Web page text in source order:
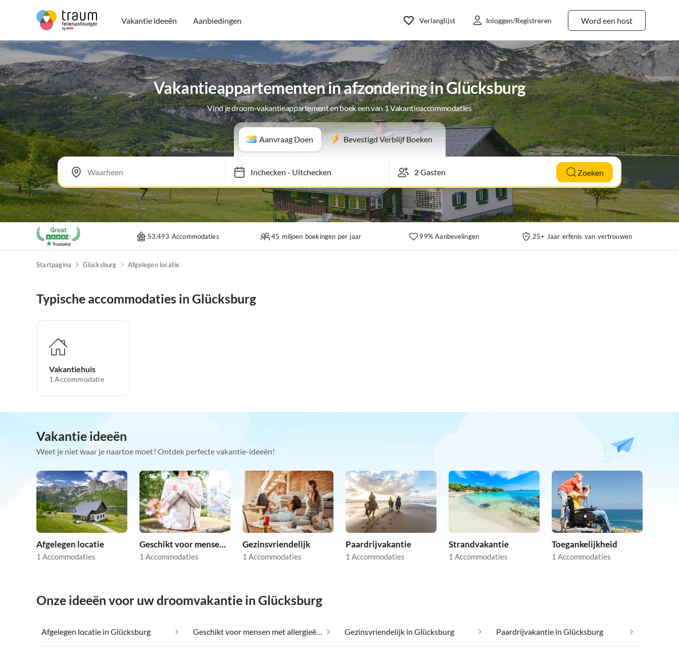
Vakantie ideeën Aanbiedingen Word een host
Verlanglijst Inloggen/Registreren
Vakantieappartementen in afzondering in Glücksburg
Vind je droom-vakantieappartement en boek een van 1 Vakantieaccommodaties
Aanvraag Doen Bevestigd Verblijf Boeken
Inchecken- Uitchecken Zoeken
53.493 Accommodaties 45 miljoen boekingen per jaar 99% Aanbevelingen 25+ Jaar erfenis van vertrouwen
Startpagina Glücksburg Afgelegen locatie
Typische accommodaties in Glücksburg
Vakantiehuis
1 Accommodatie
Vakantie ideeën
Weet je niet waar je naartoe moet? Ontdek perfecte vakantie-ideeën!
Afgelegen locatie
1 Accommodaties
Geschikt voor mensen met allergieën
1 Accommodaties
Gezinsvriendelijk
1 Accommodaties
Paardrijvakantie
1 Accommodaties
Strandvakantie
1 Accommodaties
Toegankelijkheid
1 Accommodaties
Onze ideeën voor uw droomvakantie in Glücksburg
Afgelegen locatie in Glücksburg Geschikt voor mensen met allergieën in Glücksburg Gezinsvriendelijk in Glücksburg Paardrijvakantie in Glücksburg